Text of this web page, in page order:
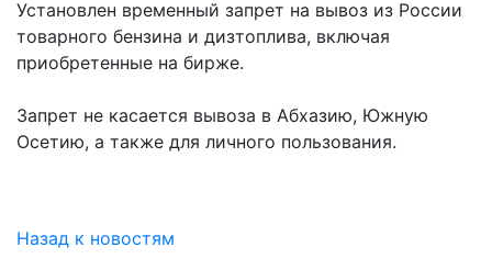
Установлен временный запрет на вывоз из России
товарного бензина и дизтоплива, включая
приобретенные на бирже.
Запрет не касается вывоза в Абхазию, Южную
Осетию, а также для личного пользования.
Назад к новостям